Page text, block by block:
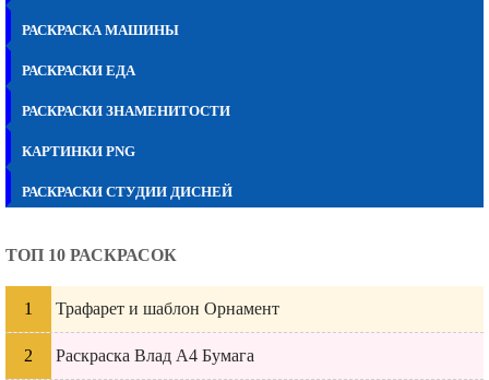
РАСКРАСКА МАШИНЫ
РАСКРАСКИ ЕДА
РАСКРАСКИ ЗНАМЕНИТОСТИ
КАРТИНКИ PNG
РАСКРАСКИ СТУДИИ ДИСНЕЙ
ТОП 10 РАСКРАСОК
Трафарет и шаблон Орнамент
Раскраска Влад А4 Бумага